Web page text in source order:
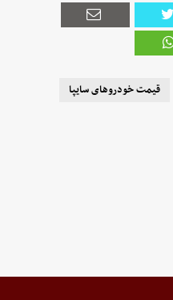
قیمت خودروهای سایپا